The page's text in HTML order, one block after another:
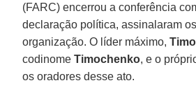
(FARC) encerrou a conferência
declaração política, assinalaram
organização. O líder máximo,
codinomeTimochenko, e o
os oradores desse ato.